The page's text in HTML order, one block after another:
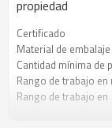
propiedad
Certificado
Material de embalaje
Cantidad mínima de
Rango de trabajo en
Rango de trabajo en